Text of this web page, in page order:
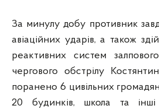
За минулу добу противник
авіаційних ударів, а також
реактивних систем
чергового обстрілу
поранено 6 цивільних
20 будинків, школа та інші